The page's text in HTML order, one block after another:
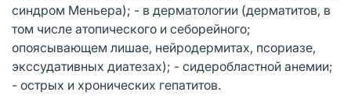
синдром Меньера); - в дерматологии (дерматитов, в
том числе атопического и себорейного;
опоясывающем лишае, нейродермитах, псориазе,
экссудативных диатезах); - сидеробластной анемии;
- острых и хронических гепатитов.